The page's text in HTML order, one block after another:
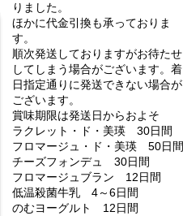
りました。
ほかに代金引換も承っておりま
す。
順次発送しておりますがお待たせ
してしまう場合がございます。着
日指定通りに発送できない場合が
ございます。
賞味期限は発送日からおよそ
ラクレット・ド・美瑛 30日間
フロマージュ・ド・美瑛 50日間
チーズフォンデュ 30日間
フロマージュブラン 12日間
低温殺菌牛乳 4～6日間
のむヨーグルト 12日間